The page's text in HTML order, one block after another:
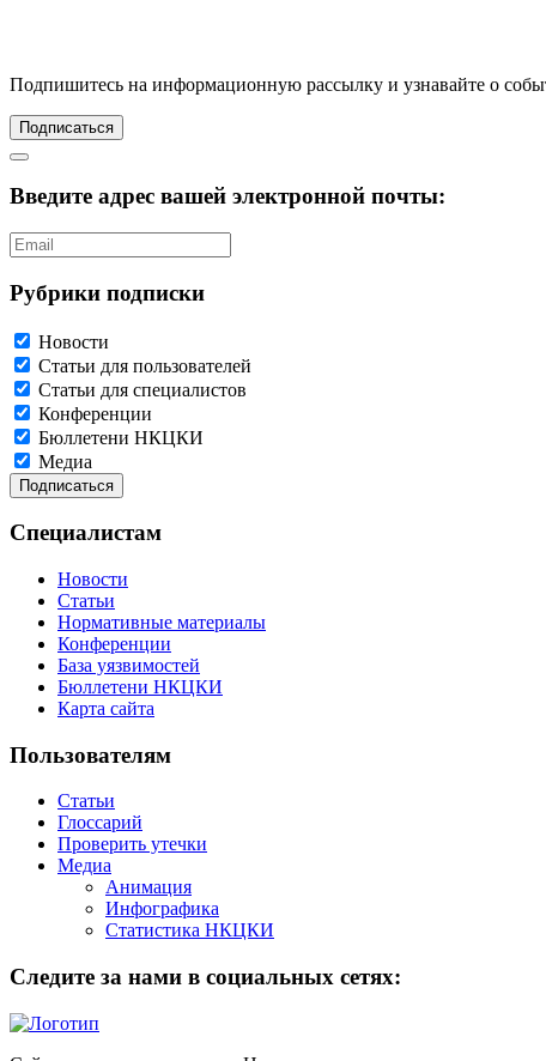
Подпишитесь на информационную рассылку и узнавайте о
Подписаться
Введите адрес вашей электронной почты:
Рубрики подписки
Новости
Статьи для пользователей
Статьи для специалистов
Конференции
Бюллетени НКЦКИ
Медиа
Специалистам
Новости
Статьи
Нормативные материалы
Конференции
База уязвимостей
Бюллетени НКЦКИ
Карта сайта
Пользователям
Статьи
Глоссарий
Проверить утечки
Медиа
Анимация
Инфографика
Статистика НКЦКИ
Следите за нами в социальных сетях: